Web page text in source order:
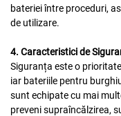
bateriei între proceduri,
de utilizare.
4. Caracteristici de
Siguranța este o
iar bateriile pentru
sunt echipate cu mai
preveni supraîncălzirea,